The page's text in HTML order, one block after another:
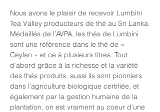
Nous avons le plaisir de recevoir Lumbini
Tea Valley producteurs de thé au Sri Lanka.
Médaillés de l’AVPA, les thés de Lumbini
sont une référence dans le thé de «
Ceylan » et ce à plusieurs titres. Tout
d’abord grâce à la richesse et la variété
des thés produits, aussi ils sont pionniers
dans l’agriculture biologique certifiée, et
également par la gestion humaine de la
plantation, on est vraiment au coeur d’une